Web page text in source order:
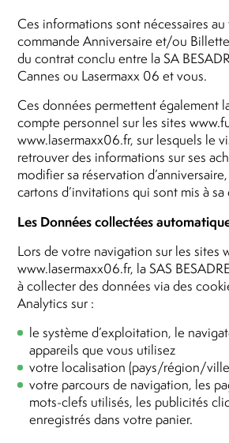
Ces informations sont nécessaires
commande Anniversaire et/ou
du contrat conclu entre la SA
Cannes ou Lasermaxx 06 et vous.
Ces données permettent également
compte personnel sur les sites
www.lasermaxx06.fr, sur lesquels le
retrouver des informations sur ses
modifier sa réservation
cartons d’invitations qui sont mis à
Les Données collectées
Lors de votre navigation sur les sites
www.lasermaxx06.fr, la SAS
à collecter des données via des
Analytics sur :
le système d’exploitation, le
appareils que vous utilisez
votre localisation (pays/région/
votre parcours de navigation, les
mots-clefs utilisés, les publicités
enregistrés dans votre panier.